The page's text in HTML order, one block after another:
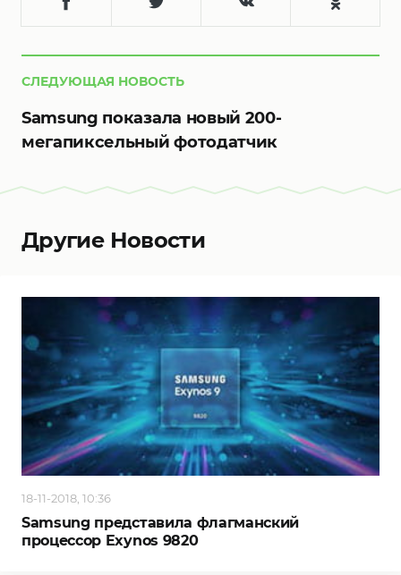
СЛЕДУЮЩАЯ НОВОСТЬ
Samsung показала новый 200-
мегапиксельный фотодатчик
Другие Новости
18-11-2018, 10:36
Samsung представила флагманский
процессор Exynos 9820